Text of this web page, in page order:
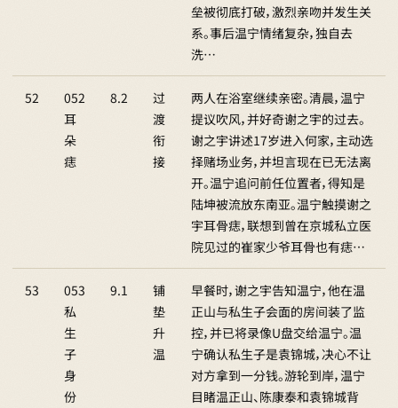
垒被彻底打破，激烈亲吻并发生关
系。事后温宁情绪复杂，独自去
洗…
52
052
耳
朵
痣
8.2
过
渡
衔
接
两人在浴室继续亲密。清晨，温宁
提议吹风，并好奇谢之宇的过去。
谢之宇讲述17岁进入何家，主动选
择赌场业务，并坦言现在已无法离
开。温宁追问前任位置者，得知是
陆坤被流放东南亚。温宁触摸谢之
宇耳骨痣，联想到曾在京城私立医
院见过的崔家少爷耳骨也有痣…
53
053
私
生
子
身
份
9.1
铺
垫
升
温
早餐时，谢之宇告知温宁，他在温
正山与私生子会面的房间装了监
控，并已将录像U盘交给温宁。温
宁确认私生子是袁锦城，决心不让
对方拿到一分钱。游轮到岸，温宁
目睹温正山、陈康泰和袁锦城背